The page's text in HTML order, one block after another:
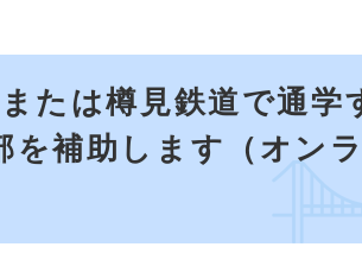
たは樽見鉄道で通学
を補助します（オン